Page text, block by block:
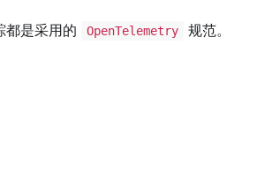
都是采用的 OpenTelemetry 规范。